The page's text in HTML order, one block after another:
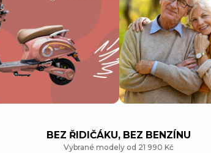
BEZ ŘIDIČÁKU, BEZ BENZÍNU
Vybrané modely od 21 990 Kč